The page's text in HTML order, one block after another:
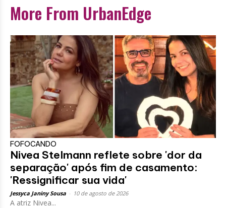
More From UrbanEdge
FOFOCANDO
Nivea Stelmann reflete sobre 'dor da
separação' após fim de casamento:
'Ressignificar sua vida'
Jessyca Janiny Sousa 10 de agosto de 2026
A atriz Nivea...